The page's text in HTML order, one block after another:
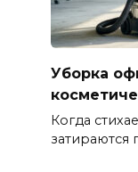
Уборка
Когда
затираются